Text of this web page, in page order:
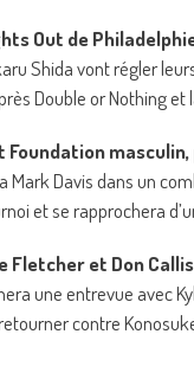
Out de
Shida vont régler
Double or Nothing
Foundation
Davis dans un
et se rapprochera
Fletcher et Don Callis
une entrevue avec
contre